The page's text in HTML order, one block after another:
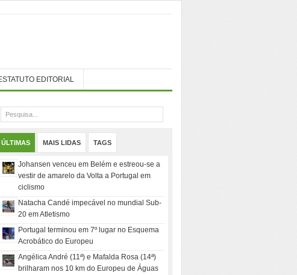
EDITORIAL
ÚLTIMAS MAIS LIDAS TAGS
Johansen venceu em Belém e estreou-se a
vestir de amarelo da Volta a Portugal em
ciclismo
Natacha Candé impecável no mundial Sub-
20 em Atletismo
Portugal terminou em 7º lugar no Esquema
Acrobático do Europeu
Angélica André (11ª) e Mafalda Rosa (14ª)
brilharam nos 10 km do Europeu de Águas